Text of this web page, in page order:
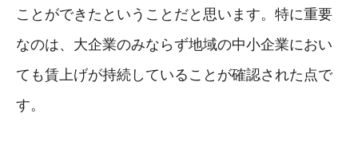
ことができたということだと思います。特に重要
なのは、大企業のみならず地域の中小企業におい
ても賃上げが持続していることが確認された点で
す。